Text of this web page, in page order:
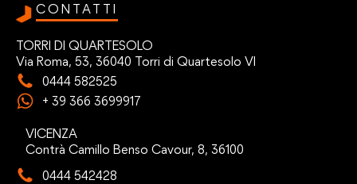
CONTATTI
TORRI DI QUARTESOLO
Via Roma, 53, 36040 Torri di Quartesolo VI
0444 582525
+ 39 366 3699917
VICENZA
Contrà Camillo Benso Cavour, 8, 36100
0444 542428